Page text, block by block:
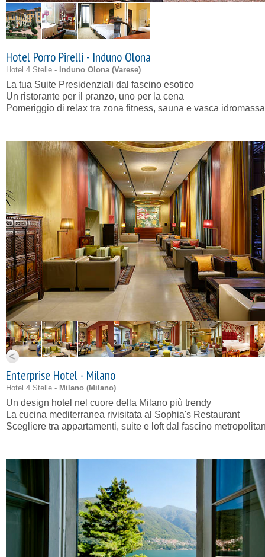
Hotel Porro Pirelli - Induno Olona
Hotel 4 Stelle - Induno Olona (Varese)
La tua Suite Presidenziali dal fascino esotico
Un ristorante per il pranzo, uno per la cena
Pomeriggio di relax tra zona fitness, sauna e vasca
Enterprise Hotel - Milano
Hotel 4 Stelle - Milano (Milano)
Un design hotel nel cuore della Milano più trendy
La cucina mediterranea rivisitata al Sophia's Restaurant
Scegliere tra appartamenti, suite e loft dal fascino